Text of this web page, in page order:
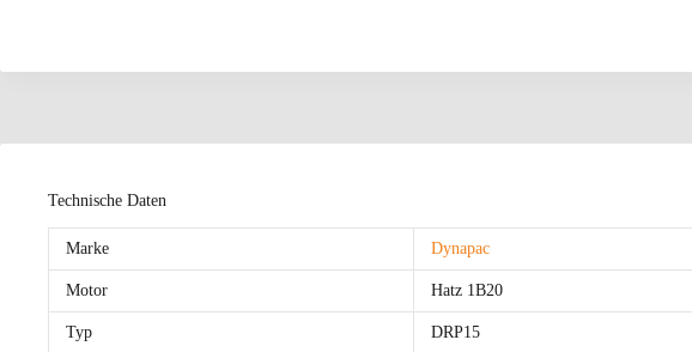
Technische Daten
Marke Dynapac
Motor Hatz 1B20
Typ DRP15